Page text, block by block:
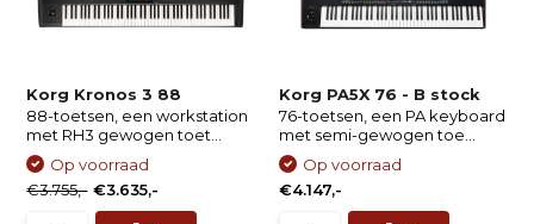
Korg Kronos 3 88
88-toetsen, een workstation
met RH3 gewogen toet...
Op voorraad
€3.755,- €3.635,-
Korg PA5X 76 - B stock
76-toetsen, een PA keyboard
met semi-gewogen toe...
Op voorraad
€4.147,-